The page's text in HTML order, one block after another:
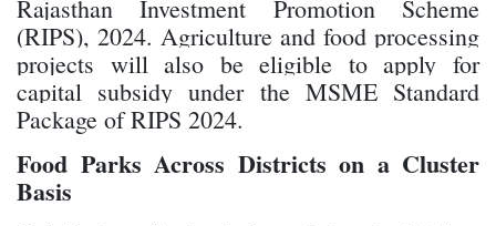
Rajasthan Investment Promotion Scheme
(RIPS), 2024. Agriculture and food processing
projects will also be eligible to apply for
capital subsidy under the MSME Standard
Package of RIPS 2024.
Food Parks Across Districts on a Cluster
Basis